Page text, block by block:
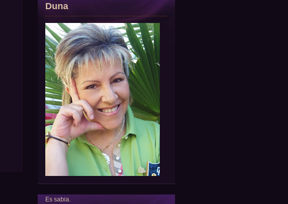
Duna
Es sabia.